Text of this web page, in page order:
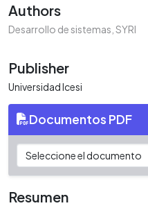
Authors
Desarrollo de sistemas, SYRI
Publisher
Universidad Icesi
Documentos PDF
Resumen